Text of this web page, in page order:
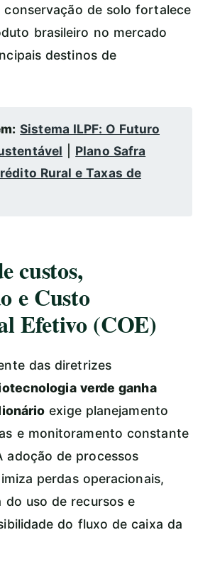
conservação de solo fortalece
brasileiro no mercado
destinos de
Sistema ILPF: O Futuro
Plano Safra
Rural e Taxas de
custos,
e Custo
Efetivo (COE)
das diretrizes
verde ganha
exige planejamento
e monitoramento constante
adoção de processos
perdas operacionais,
do uso de recursos e
do fluxo de caixa da